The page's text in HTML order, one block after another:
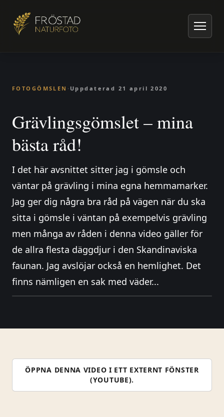
Artiklar om naturfoto
Fotogömslen
Grävlingsgömslet – mina bästa råd!
FOTOGÖMSLEN · Uppdaterad 21 april 2020
Grävlingsgömslet – mina
bästa råd!
I det här avsnittet sitter jag i gömsle och
väntar på grävling i mina egna hemmamarker.
Jag ger dig några bra råd på vägen när du ska
sitta i gömsle i väntan på exempelvis grävling
men många av råden i denna video gäller för
de allra flesta däggdjur i den Skandinaviska
faunan. Jag avslöjar också en hemlighet. Det
finns nämligen en sak med väder...
ÖPPNA DENNA VIDEO I ETT EXTERNT FÖNSTER
(YOUTUBE).